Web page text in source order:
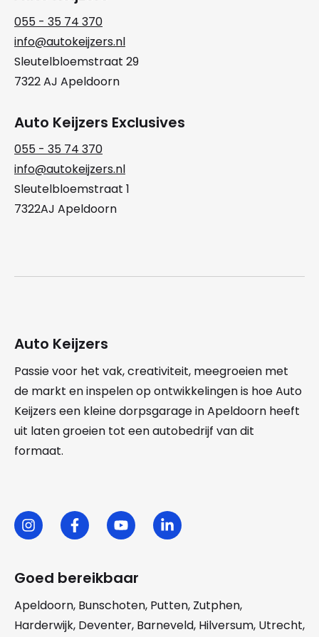
055 - 35 74 370
info@autokeijzers.nl
Sleutelbloemstraat 29
7322 AJ Apeldoorn
Auto Keijzers Exclusives
055 - 35 74 370
info@autokeijzers.nl
Sleutelbloemstraat 1
7322AJ Apeldoorn
Auto Keijzers
Passie voor het vak, creativiteit, meegroeien met
de markt en inspelen op ontwikkelingen is hoe Auto
Keijzers een kleine dorpsgarage in Apeldoorn heeft
uit laten groeien tot een autobedrijf van dit
formaat.
Goed bereikbaar
Apeldoorn, Bunschoten, Putten, Zutphen,
Harderwijk, Deventer, Barneveld, Hilversum, Utrecht,